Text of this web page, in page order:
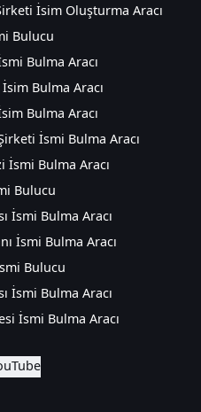
İsim Oluşturma Aracı
Bulucu
Bulma Aracı
Bulma Aracı
Bulma Aracı
İsmi Bulma Aracı
İsmi Bulma Aracı
Bulucu
İsmi Bulma Aracı
İsmi Bulma Aracı
Bulucu
İsmi Bulma Aracı
İsmi Bulma Aracı